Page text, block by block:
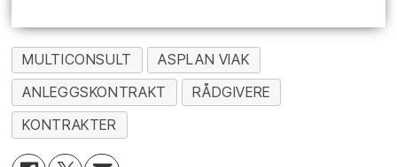
MULTICONSULT
ASPLAN VIAK
ANLEGGSKONTRAKT
RÅDGIVERE
KONTRAKTER